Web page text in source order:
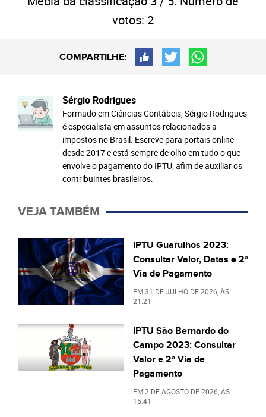
votos: 2
COMPARTILHE:
Sérgio Rodrigues
Formado em Ciências Contábeis, Sérgio Rodrigues
é especialista em assuntos relacionados a
impostos no Brasil. Escreve para portais online
desde 2017 e está sempre de olho em tudo o que
envolve o pagamento do IPTU, afim de auxiliar os
contribuintes brasileiros.
VEJA TAMBÉM
IPTU Guarulhos 2023:
Consultar Valor, Datas e 2ª
Via de Pagamento
EM31 DE JULHO DE 2026 , ÀS
21:21
IPTU São Bernardo do
Campo 2023: Consultar
Valor e 2ª Via de
Pagamento
EM2 DE AGOSTO DE 2026 , ÀS
15:41